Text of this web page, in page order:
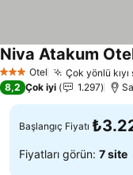
3 YıldızOtel Çok yönlü kıyı
Niva Atakum
8,2 Çok iyi 1.297
Başlangıç Fiyatı
Fiyatları görün: 7 site